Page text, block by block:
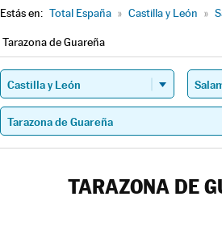
Estás en: Total España » Castilla y León »
Tarazona de Guareña
TARAZONA DE